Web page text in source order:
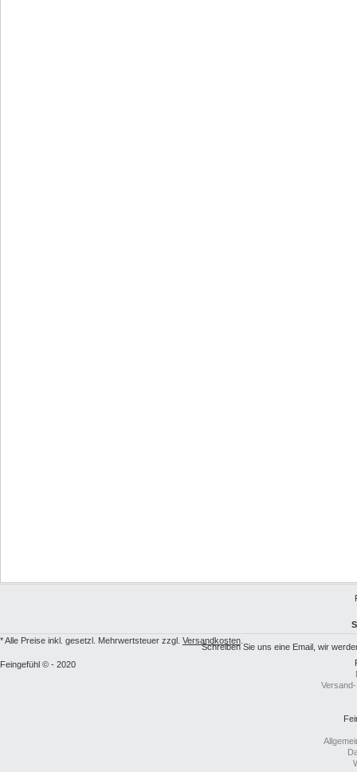
Schreiben Sie uns eine Email, wir
* Alle Preise inkl. gesetzl. Mehrwertsteuer zzgl. Versandkosten
Feingefühl © - 2020